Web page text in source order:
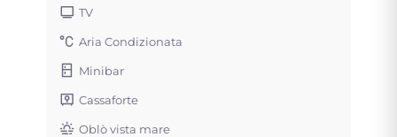
TV
Aria Condizionata
Minibar
Cassaforte
Oblò vista mare